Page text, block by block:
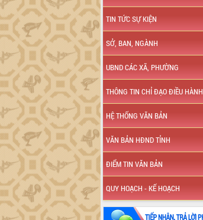
TIN TỨC SỰ KIỆN
SỞ, BAN, NGÀNH
UBND CÁC XÃ, PHƯỜNG
THÔNG TIN CHỈ ĐẠO ĐIỀU HÀNH
HỆ THỐNG VĂN BẢN
VĂN BẢN HĐND TỈNH
ĐIỂM TIN VĂN BẢN
QUY HOẠCH - KẾ HOẠCH